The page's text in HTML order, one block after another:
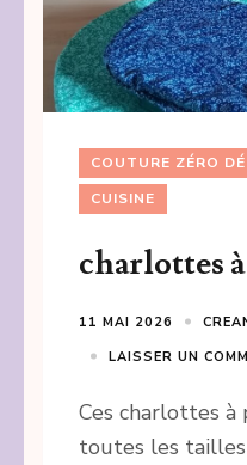
COUTURE ZÉRO
CUISINE
charlottes
11 MAI 2026
LAISSER UN
Ces charlottes à
toutes les